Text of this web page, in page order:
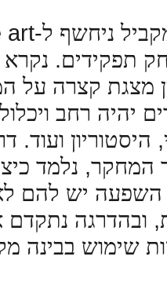
ניחשף ל-state of the art
תפקידים. נקרא
מצגת קצרה על
יהיה רחב ויכלול
, היסטוריון ועוד.
המחקר, נלמד
השפעה יש להם
, ובהדרגה נתקדם
שימוש בבינה